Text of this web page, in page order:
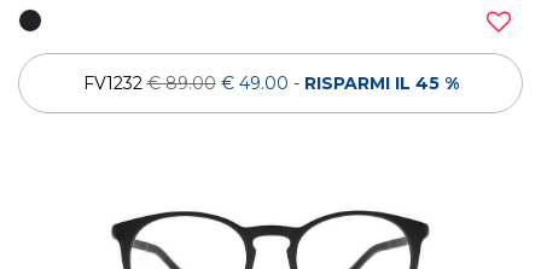
FV1232€ 89.00 € 49.00 - RISPARMI IL 45 %